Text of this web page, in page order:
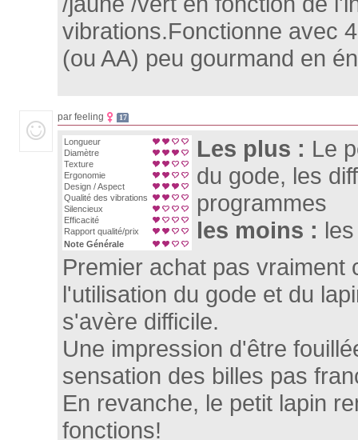
vibrations.Fonctionne avec
(ou AA) peu gourmand en
par feeling 17
Longueur
Diamètre
Texture
Ergonomie
Design / Aspect
Qualité des vibrations
Silencieux
Efficacité
Rapport qualité/prix
Note Générale
Les plus : Le
du gode, les
programmes
les moins :
Premier achat pas vraiment
l'utilisation du gode et du
s'avère difficile.
Une impression d'être
sensation des billes pas
En revanche, le petit lapin
fonctions!